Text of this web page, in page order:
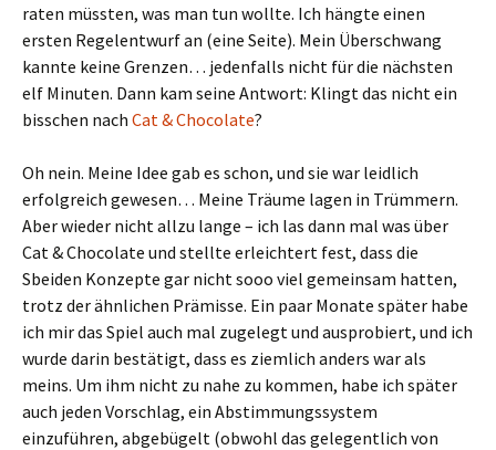
raten müssten, was man tun wollte. Ich hängte einen
ersten Regelentwurf an (eine Seite). Mein Überschwang
kannte keine Grenzen… jedenfalls nicht für die nächsten
elf Minuten. Dann kam seine Antwort: Klingt das nicht ein
bisschen nach Cat & Chocolate?
Oh nein. Meine Idee gab es schon, und sie war leidlich
erfolgreich gewesen… Meine Träume lagen in Trümmern.
Aber wieder nicht allzu lange – ich las dann mal was über
Cat & Chocolate und stellte erleichtert fest, dass die
Sbeiden Konzepte gar nicht sooo viel gemeinsam hatten,
trotz der ähnlichen Prämisse. Ein paar Monate später habe
ich mir das Spiel auch mal zugelegt und ausprobiert, und ich
wurde darin bestätigt, dass es ziemlich anders war als
meins. Um ihm nicht zu nahe zu kommen, habe ich später
auch jeden Vorschlag, ein Abstimmungssystem
einzuführen, abgebügelt (obwohl das gelegentlich von